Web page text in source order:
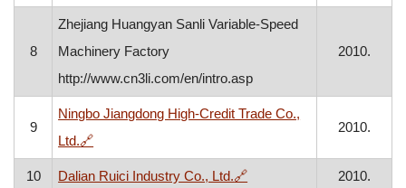
8
Zhejiang Huangyan Sanli Variable-Speed
Machinery Factory
http://www.cn3li.com/en/intro.asp
2010.
9
Ningbo Jiangdong High-Credit Trade Co.,
Ltd.🔗, otvara se u novom prozoru
2010.
10 Dalian Ruici Industry Co., Ltd.🔗, otvara se u novom
2010.